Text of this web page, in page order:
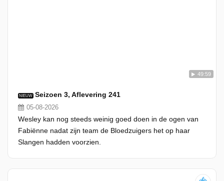
49:59
NIEUW Seizoen 3, Aflevering 241
05-08-2026
Wesley kan nog steeds weinig goed doen in de ogen van
Fabiënne nadat zijn team de Bloedzuigers het op haar
Slangen hadden voorzien.